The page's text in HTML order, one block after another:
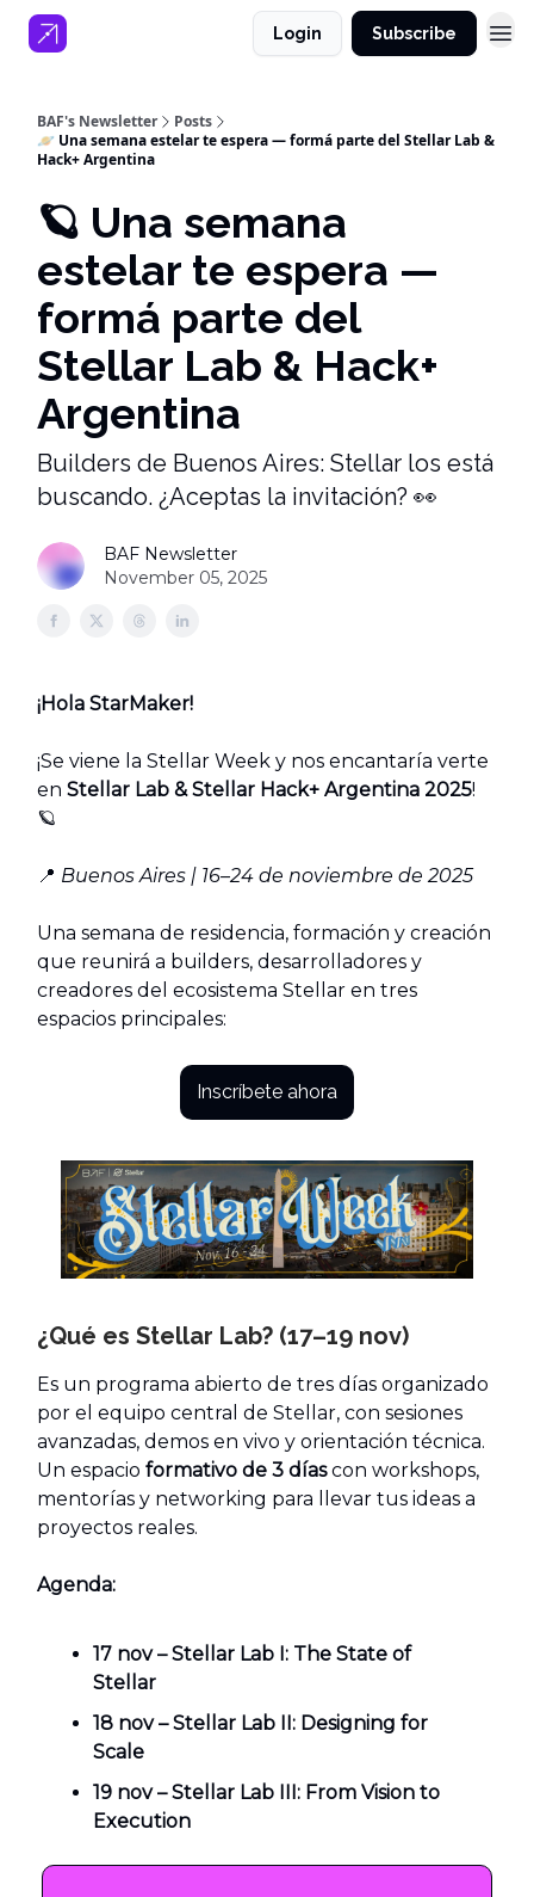
Login Subscribe
BAF's Newsletter
Posts
🪐 Una semana estelar te espera — formá parte del Stellar Lab &
Hack+ Argentina
🪐 Una semana
estelar te espera —
formá parte del
Stellar Lab & Hack+
Argentina
Builders de Buenos Aires: Stellar los está
buscando. ¿Aceptas la invitación? 👀
BAF Newsletter
November 05, 2025
¡Hola StarMaker!
¡Se viene la Stellar Week y nos encantaría verte
en Stellar Lab & Stellar Hack+ Argentina 2025!
🪐
📍 Buenos Aires | 16–24 de noviembre de 2025
Una semana de residencia, formación y creación
que reunirá a builders, desarrolladores y
creadores del ecosistema Stellar en tres
espacios principales:
Inscríbete ahora
¿Qué es Stellar Lab? (17–19 nov)
Es un programa abierto de tres días organizado
por el equipo central de Stellar, con sesiones
avanzadas, demos en vivo y orientación técnica.
Un espacio formativo de 3 díascon workshops,
mentorías y networking para llevar tus ideas a
proyectos reales.
Agenda:
17 nov – Stellar Lab I: The State of
Stellar
18 nov – Stellar Lab II: Designing for
Scale
19 nov – Stellar Lab III: From Vision to
Execution